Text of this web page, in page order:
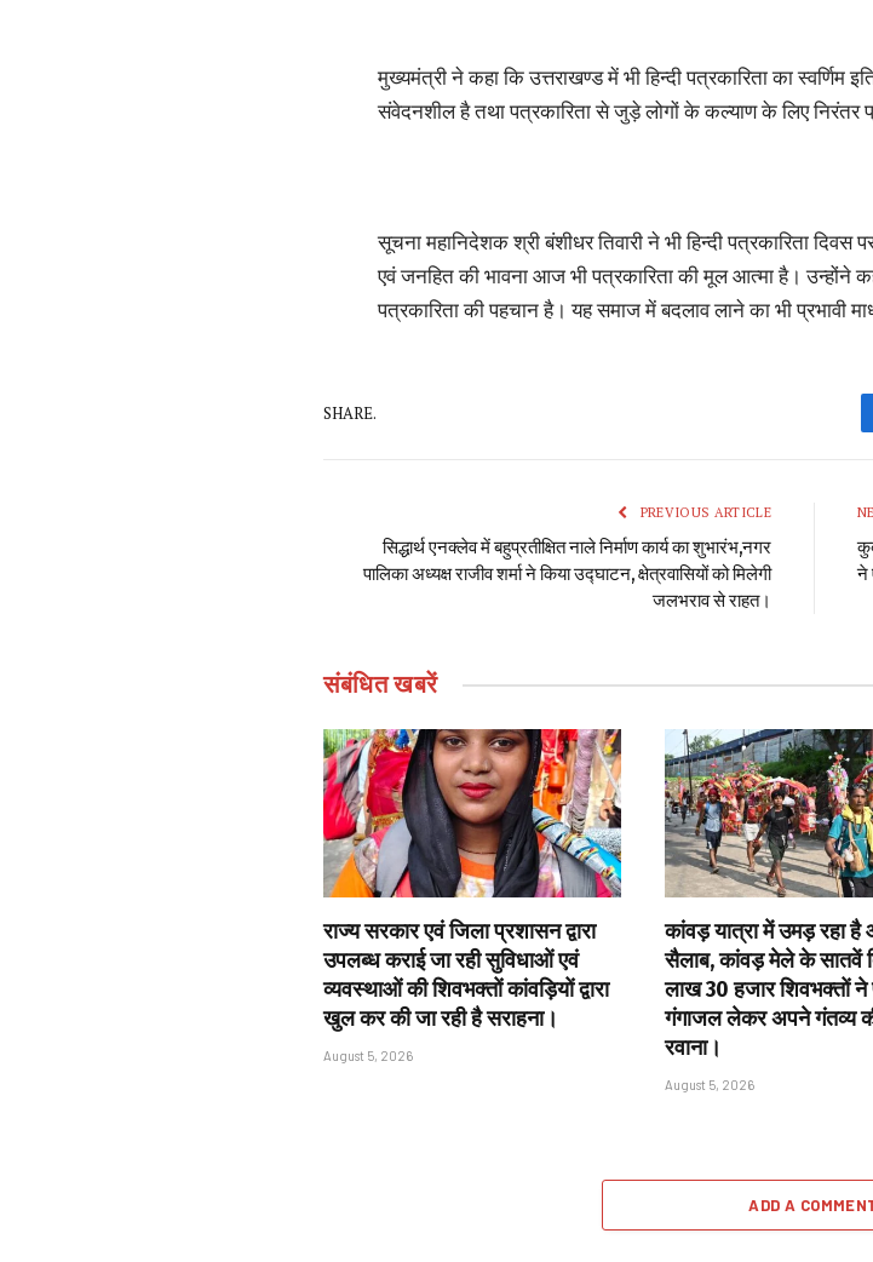
मुख्यमंत्री ने कहा कि उत्तराखण्ड में भी हिन्दी पत्रकारिता का स्वर्णिम
संवेदनशील है तथा पत्रकारिता से जुड़े लोगों के कल्याण के लिए निरंतर
सूचना महानिदेशक श्री बंशीधर तिवारी ने भी हिन्दी पत्रकारिता दिवस
एवं जनहित की भावना आज भी पत्रकारिता की मूल आत्मा है। उन्होंने
पत्रकारिता की पहचान है। यह समाज में बदलाव लाने का भी प्रभावी
SHARE.
PREVIOUS ARTICLE
सिद्धार्थ एनक्लेव में बहुप्रतीक्षित नाले निर्माण कार्य का शुभारंभ,नगर
पालिका अध्यक्ष राजीव शर्मा ने किया उद्घाटन, क्षेत्रवासियों को मिलेगी
जलभराव से राहत।
ने
संबंधितखबरें
राज्य सरकार एवं जिला प्रशासन द्वारा
उपलब्ध कराई जा रही सुविधाओं एवं
व्यवस्थाओं की शिवभक्तों कांवड़ियों द्वारा
खुल कर की जा रही है सराहना।
August 5, 2026
कांवड़ यात्रा में उमड़ रहा
सैलाब, कांवड़ मेले के सातवें
लाख 30 हजार शिवभक्तों ने
गंगाजल लेकर अपने गंतव्य
रवाना।
August 5, 2026
ADD A